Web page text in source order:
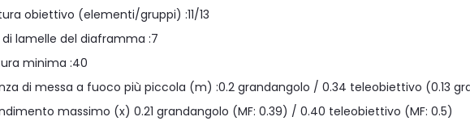
obiettivo (elementi/gruppi) :11/13
di lamelle del diaframma :7
minima :40
di messa a fuoco più piccola (m) :0.2 grandangolo / 0.34 teleobiettivo (0.13
massimo (x) 0.21 grandangolo (MF: 0.39) / 0.40 teleobiettivo (MF: 0.5)